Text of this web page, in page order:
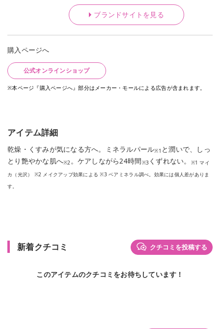
ブランドサイトを見る
購入ページへ
公式オンラインショップ
※本ページ『購入ページへ』部分はメーカー・モールによる広告が含まれます。
アイテム詳細
乾燥・くすみが気になる方へ。ミネラルパール※1 と潤いで、しっ
とり艶やかな肌へ※2。ケアしながら24時間※3 くずれない。
※1 マイ
カ（光沢） ※2 メイクアップ効果による ※3 ベアミネラル調べ。効果には個人差がありま
す。
新着クチコミ クチコミを投稿する
このアイテムのクチコミをお待ちしています！